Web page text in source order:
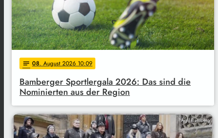
notes 08. August 2026 10:09
Bamberger Sportlergala 2026: Das sind die
Nominierten aus der Region
Agil Bamberg